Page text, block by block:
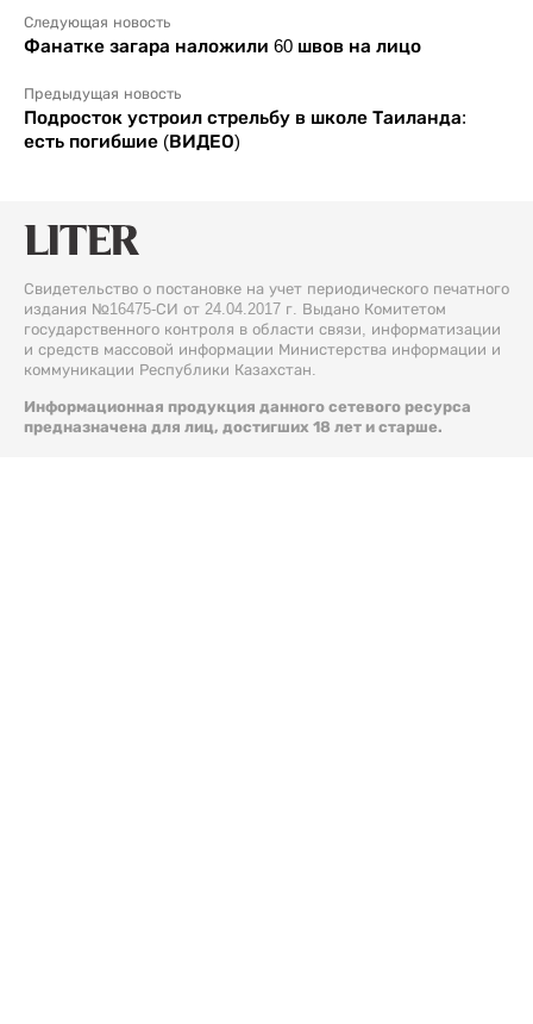
Следующая новость
Фанатке загара наложили 60 швов на лицо
Предыдущая новость
Подросток устроил стрельбу в школе Таиланда:
есть погибшие (ВИДЕО)
Свидетельство о постановке на учет периодического печатного
издания №16475-СИ от 24.04.2017 г. Выдано Комитетом
государственного контроля в области связи, информатизации
и средств массовой информации Министерства информации и
коммуникации Республики Казахстан.
Информационная продукция данного сетевого ресурса
предназначена для лиц, достигших 18 лет и старше.